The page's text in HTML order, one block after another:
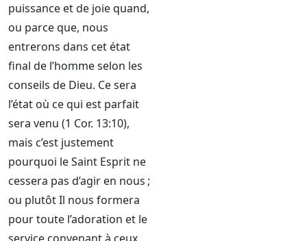
puissance et de joie quand,
ou parce que, nous
entrerons dans cet état
final de l’homme selon les
conseils de Dieu. Ce sera
l’état où ce qui est parfait
sera venu (1 Cor. 13:10),
mais c’est justement
pourquoi le Saint Esprit ne
cessera pas d’agir en nous ;
ou plutôt Il nous formera
pour toute l’adoration et le